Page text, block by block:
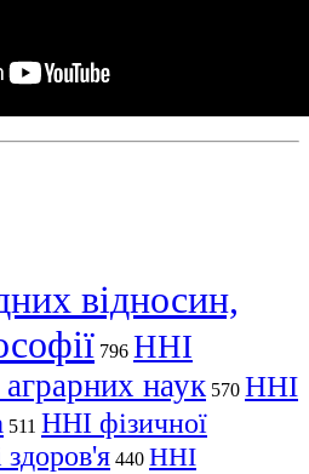
відносин,
796 ННІ
наук 570 ННІ
511 ННІ фізичної
здоров'я 440 ННІ